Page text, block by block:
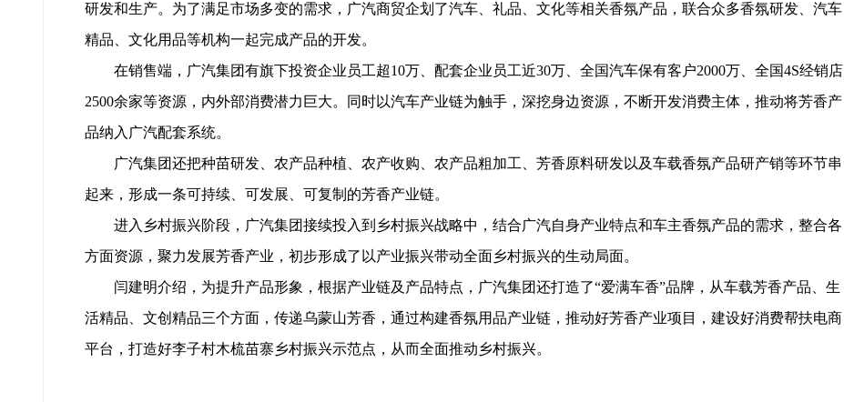
研发和生产。为了满足市场多变的需求，广汽商贸企划了汽车、礼品、文化等相关香氛产品，联合众多香氛研发、汽车
精品、文化用品等机构一起完成产品的开发。
在销售端，广汽集团有旗下投资企业员工超10万、配套企业员工近30万、全国汽车保有客户2000万、全国4S经销店
2500余家等资源，内外部消费潜力巨大。同时以汽车产业链为触手，深挖身边资源，不断开发消费主体，推动将芳香产
品纳入广汽配套系统。
广汽集团还把种苗研发、农产品种植、农产收购、农产品粗加工、芳香原料研发以及车载香氛产品研产销等环节串
起来，形成一条可持续、可发展、可复制的芳香产业链。
进入乡村振兴阶段，广汽集团接续投入到乡村振兴战略中，结合广汽自身产业特点和车主香氛产品的需求，整合各
方面资源，聚力发展芳香产业，初步形成了以产业振兴带动全面乡村振兴的生动局面。
闫建明介绍，为提升产品形象，根据产业链及产品特点，广汽集团还打造了“爱满车香”品牌，从车载芳香产品、生
活精品、文创精品三个方面，传递乌蒙山芳香，通过构建香氛用品产业链，推动好芳香产业项目，建设好消费帮扶电商
平台，打造好李子村木梳苗寨乡村振兴示范点，从而全面推动乡村振兴。